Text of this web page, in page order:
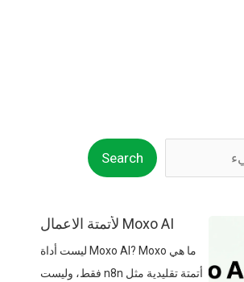
Search
Moxo AI لأتمتة الاعمال
ما هي Moxo AI? Moxo ليست أداة
أتمتة تقليدية مثل n8n فقط، وليست